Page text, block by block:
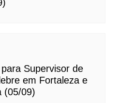
Supervisor de
em Fortaleza e
(05/09)